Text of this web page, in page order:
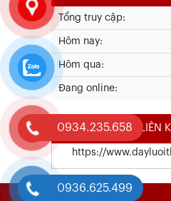
Kết Quả Thử Nghiệm
Xem chi tiết
Tổng truy cập:
Hôm nay:
Hôm qua:
Đang online:
WEBSITE LIÊN
https://
0934.235.658
0936.625.499